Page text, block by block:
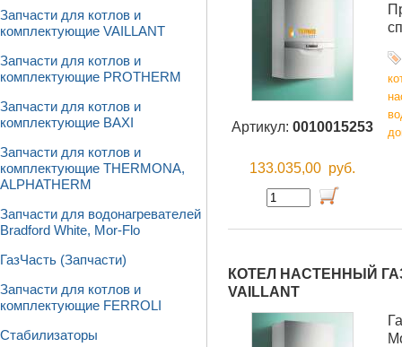
Запчасти для котлов и
комплектующие VAILLANT
Запчасти для котлов и
комплектующие PROTHERM
Запчасти для котлов и
комплектующие BAXI
Запчасти для котлов и
комплектующие THERMONA,
ALPHATHERM
Запчасти для водонагревателей
Bradford White, Mor-Flo
ГазЧасть (Запчасти)
Запчасти для котлов и
комплектующие FERROLI
Стабилизаторы
Артикул: 0010015253
133.035,00 руб.
КОТЕЛ НАСТЕННЫЙ
VAILLANT